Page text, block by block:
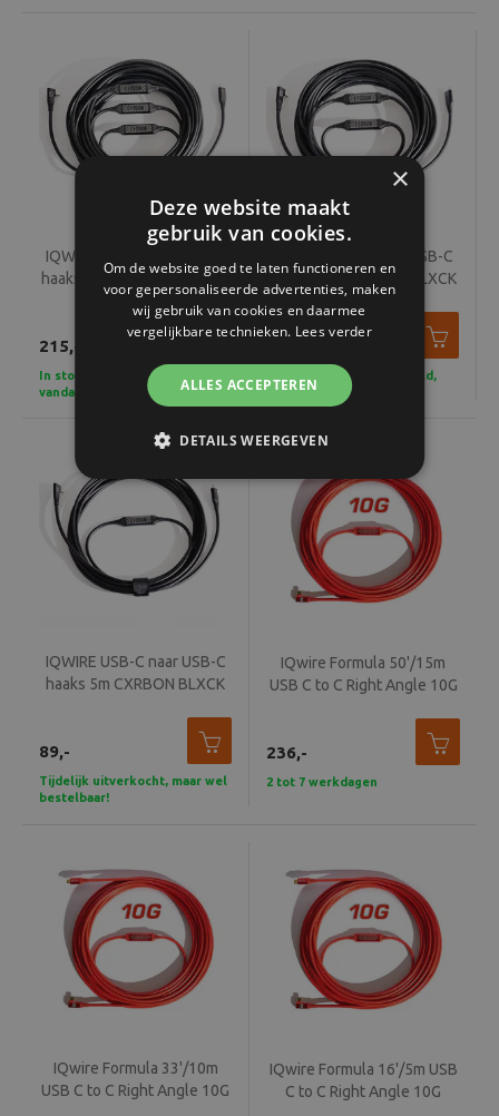
IQWIRE USB-C naar USB-C
haaks 15m CXRBON BLXCK
215,-
In stock - Voor 15u besteld,
vandaag verzonden
IQWIRE USB-C naar USB-C
haaks 10m CXRBON BLXCK
In stock - Voor 15u besteld,
vandaag verzonden
IQWIRE USB-C naar USB-C
haaks 5m CXRBON BLXCK
89,-
Tijdelijk uitverkocht, maar wel
bestelbaar!
IQwire Formula 50'/15m
USB C to C Right Angle 10G
236,-
2 tot 7 werkdagen
IQwire Formula 33'/10m
USB C to C Right Angle 10G
IQwire Formula 16'/5m USB
C to C Right Angle 10G
×
Deze website maakt
gebruik van cookies.
Om de website goed te laten functioneren en
voor gepersonaliseerde advertenties, maken
wij gebruik van cookies en daarmee
vergelijkbare technieken. Lees verder
ALLES ACCEPTEREN
DETAILS WEERGEVEN